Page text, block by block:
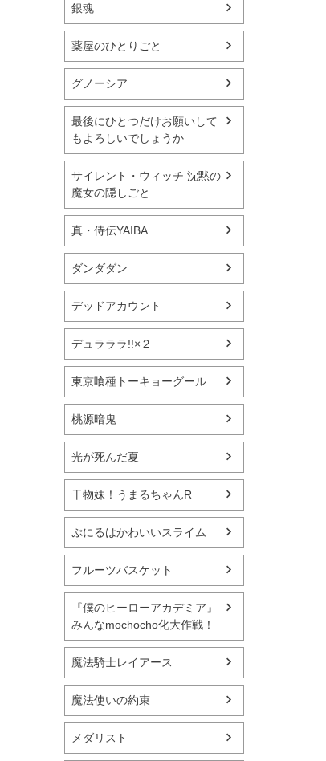
銀魂
薬屋のひとりごと
グノーシア
最後にひとつだけお願いして
もよろしいでしょうか
サイレント・ウィッチ 沈黙の
魔女の隠しごと
真・侍伝YAIBA
ダンダダン
デッドアカウント
デュラララ!!×２
東京喰種トーキョーグール
桃源暗鬼
光が死んだ夏
干物妹！うまるちゃんR
ぷにるはかわいいスライム
フルーツバスケット
『僕のヒーローアカデミア』
みんなmochocho化大作戦！
魔法騎士レイアース
魔法使いの約束
メダリスト